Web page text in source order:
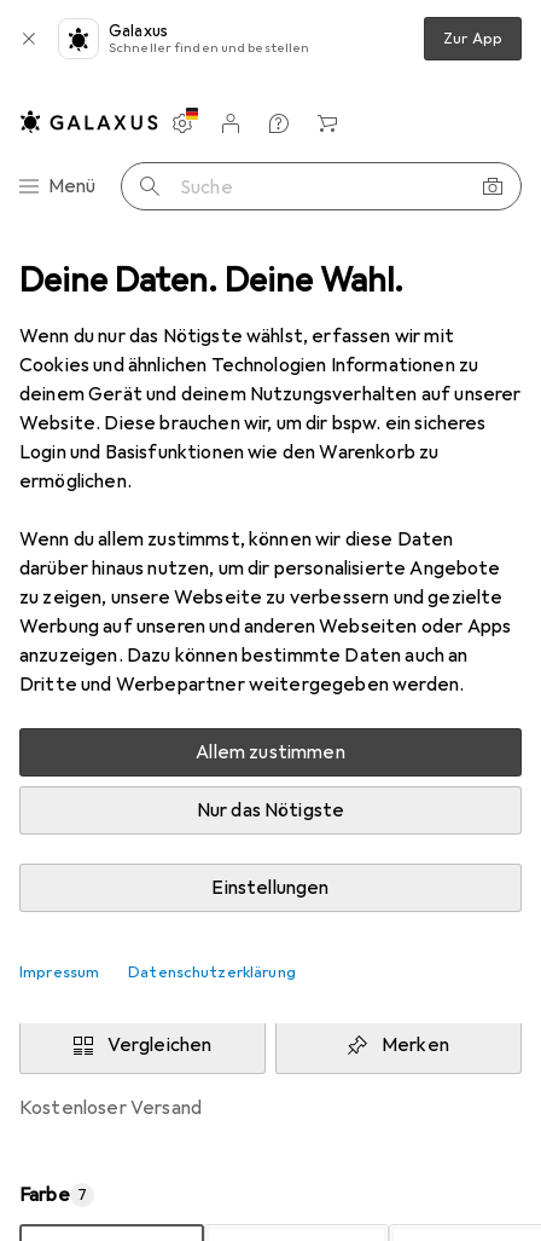
Deine Daten. Deine Wahl.
Wenn du nur das Nötigste wählst, erfassen wir mit
Cookies und ähnlichen Technologien Informationen zu
deinem Gerät und deinem Nutzungsverhalten auf unserer
Website. Diese brauchen wir, um dir bspw. ein sicheres
Login und Basisfunktionen wie den Warenkorb zu
ermöglichen.
Wenn du allem zustimmst, können wir diese Daten
darüber hinaus nutzen, um dir personalisierte Angebote
zu zeigen, unsere Webseite zu verbessern und gezielte
Werbung auf unseren und anderen Webseiten oder Apps
anzuzeigen. Dazu können bestimmte Daten auch an
Dritte und Werbepartner weitergegeben werden.
Allem zustimmen
Nur das Nötigste
Einstellungen
Impressum Datenschutzerklärung
Galaxus
Schneller finden und bestellen Zur App
Navigation nach Kategorien
Menü Suche
Einstellungen
Kundenkonto
Vergleichslisten
Merklisten
Warenkorb
Teppiche Teppich Snapstyle Hochflor Velours Teppich Mona
5 Bilder
SnapstyleHochflor Velours Teppich
Mona
100 x 300 cm
Preis in EUR inkl. MwSt.
EUR
64,90
14
Bewertungen Marke
Mehr von Snapstyle
Mehr als 10 Stück an Lager beim Drittanbieter
Lieferort angeben für genaue Lieferzeit
teppichversand24DE
In den Warenkorb
Vergleichen Merken
kostenloser Versand
Farbe 7